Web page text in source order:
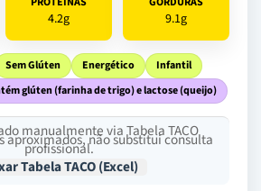
4.2g 9.1g
Sem Glúten Energético
Infantil
glúten (farinha de trigo) e lactose (queijo)
manualmente via Tabela TACO
aproximados, não substitui consulta
profissional.
Tabela TACO (Excel)